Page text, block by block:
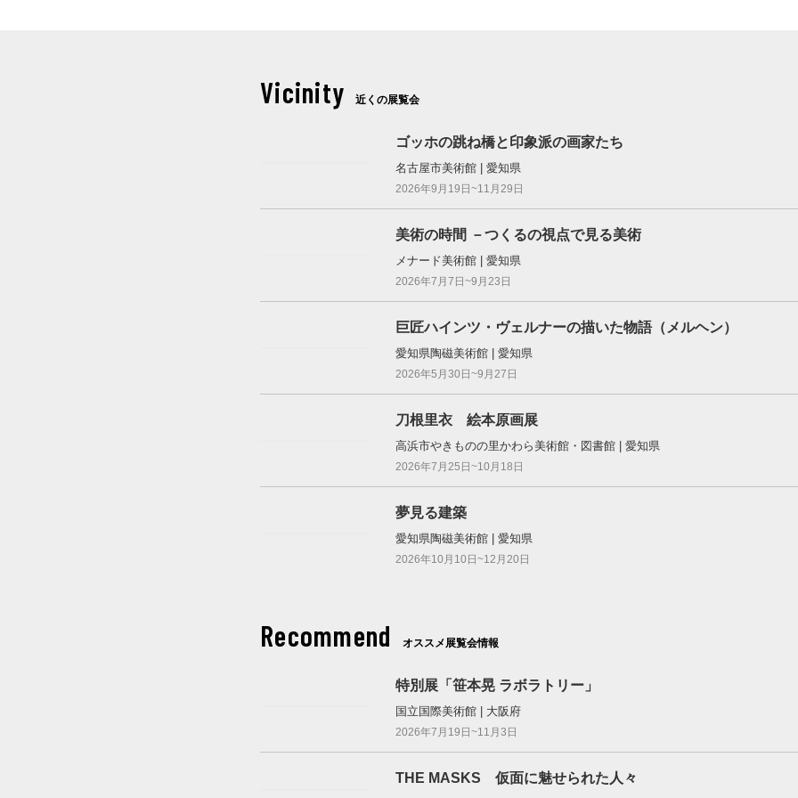
Vicinity 近くの展覧会
ゴッホの跳ね橋と印象派の画家たち
名古屋市美術館 | 愛知県
2026年9月19日~11月29日
美術の時間 －つくるの視点で見る美術
メナード美術館 | 愛知県
2026年7月7日~9月23日
巨匠ハインツ・ヴェルナーの描いた物語（メルヘン）
愛知県陶磁美術館 | 愛知県
2026年5月30日~9月27日
刀根里衣 絵本原画展
高浜市やきものの里かわら美術館・図書館 | 愛知県
2026年7月25日~10月18日
夢見る建築
愛知県陶磁美術館 | 愛知県
2026年10月10日~12月20日
Recommend オススメ展覧会情報
特別展「笹本晃 ラボラトリー」
国立国際美術館 | 大阪府
2026年7月19日~11月3日
THE MASKS 仮面に魅せられた人々